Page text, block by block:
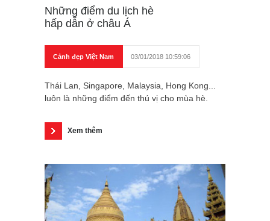
Những điểm du lịch hè
hấp dẫn ở châu Á
Cảnh đẹp Việt Nam 03/01/2018 10:59:06
Thái Lan, Singapore, Malaysia, Hong Kong...
luôn là những điểm đến thú vị cho mùa hè.
Xem thêm